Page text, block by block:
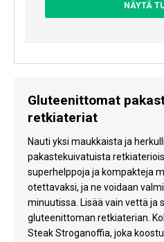
NÄYTÄ
Gluteenittomat
retkiateriat
Nauti yksi maukkaista ja
pakastekuivatuista
superhelppoja ja kompakteja
otettavaksi, ja ne voidaan
minuutissa. Lisää vain vettä ja
gluteenittoman retkiaterian.
Steak Stroganoffia, joka